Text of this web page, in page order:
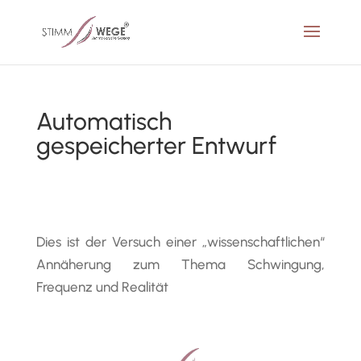
Automatisch
gespeicherter Entwurf
Dies ist der Versuch einer „wissenschaftlichen“
Annäherung zum Thema Schwingung,
Frequenz und Realität